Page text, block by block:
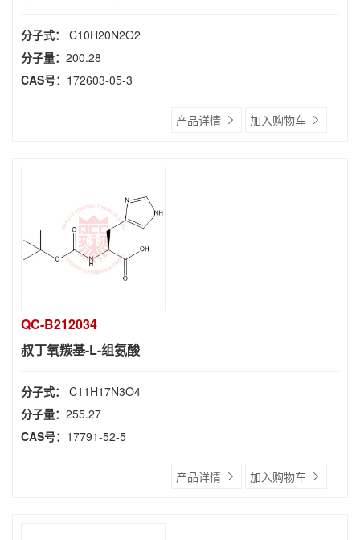
分子式： C10H20N2O2
分子量： 200.28
CAS号： 172603-05-3
产品详情 加入购物车
QC-B212034
叔丁氧羰基-L-组氨酸
分子式： C11H17N3O4
分子量： 255.27
CAS号： 17791-52-5
产品详情 加入购物车